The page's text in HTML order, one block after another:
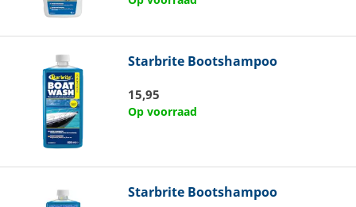
Starbrite Bootshampoo
15,95
Op voorraad
Starbrite Bootshampoo